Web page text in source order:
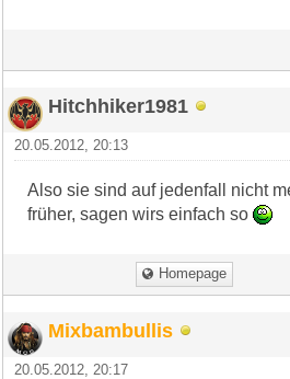
Hitchhiker1981
20.05.2012, 20:13
Also sie sind auf jedenfall nicht
früher, sagen wirs einfach so
Homepage
Mixbambullis
20.05.2012, 20:17